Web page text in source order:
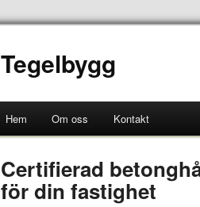
Tegelbygg
Hem Om oss Kontakt
Certifierad
för din fastighet